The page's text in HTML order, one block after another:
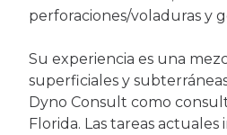
perforaciones/voladuras y
Su experiencia es una
superficiales y
Dyno Consult como
Florida. Las tareas actuales